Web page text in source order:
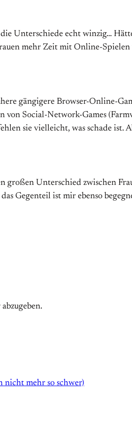
Unterschiede echt winzig…
mehr Zeit mit Online-
gängigere Browser-Online-
von Social-Network-Games
sie vielleicht, was schade ist.
großen Unterschied zwischen
Gegenteil ist mir ebenso
nicht mehr so schwer)